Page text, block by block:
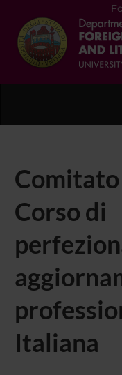
Corso di
Italiana